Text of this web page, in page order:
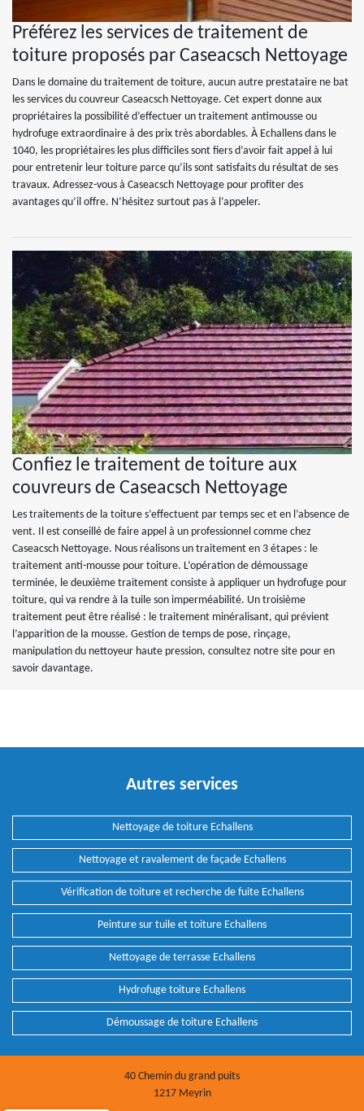
Préférez les services de traitement de
toiture proposés par Caseacsch Nettoyage
Dans le domaine du traitement de toiture, aucun autre prestataire ne bat
les services du couvreur Caseacsch Nettoyage. Cet expert donne aux
propriétaires la possibilité d’effectuer un traitement antimousse ou
hydrofuge extraordinaire à des prix très abordables. À Echallens dans le
1040, les propriétaires les plus difficiles sont fiers d’avoir fait appel à lui
pour entretenir leur toiture parce qu’ils sont satisfaits du résultat de ses
travaux. Adressez-vous à Caseacsch Nettoyage pour profiter des
avantages qu’il offre. N’hésitez surtout pas à l’appeler.
Confiez le traitement de toiture aux
couvreurs de Caseacsch Nettoyage
Les traitements de la toiture s’effectuent par temps sec et en l’absence de
vent. Il est conseillé de faire appel à un professionnel comme chez
Caseacsch Nettoyage. Nous réalisons un traitement en 3 étapes : le
traitement anti-mousse pour toiture. L’opération de démoussage
terminée, le deuxième traitement consiste à appliquer un hydrofuge pour
toiture, qui va rendre à la tuile son imperméabilité. Un troisième
traitement peut être réalisé : le traitement minéralisant, qui prévient
l’apparition de la mousse. Gestion de temps de pose, rinçage,
manipulation du nettoyeur haute pression, consultez notre site pour en
savoir davantage.
Autres services
Nettoyage de toiture Echallens
Nettoyage et ravalement de façade Echallens
Vérification de toiture et recherche de fuite Echallens
Peinture sur tuile et toiture Echallens
Nettoyage de terrasse Echallens
Hydrofuge toiture Echallens
Démoussage de toiture Echallens
40 Chemin du grand puits
1217 Meyrin